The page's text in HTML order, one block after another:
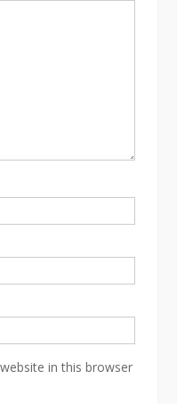
in this browser